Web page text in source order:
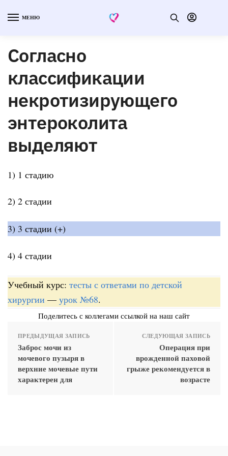
МЕНЮ
Согласно
классификации
некротизирующего
энтероколита
выделяют
1) 1 стадию
2) 2 стадии
3) 3 стадии (+)
4) 4 стадии
Учебный курс: тесты с ответами по детской
хирургии — урок №68.
Поделитесь с коллегами ссылкой на наш сайт
ПРЕДЫДУЩАЯ ЗАПИСЬ
Заброс мочи из
мочевого пузыря в
верхние мочевые пути
характерен для
СЛЕДУЮЩАЯ ЗАПИСЬ
Операция при
врожденной паховой
грыже рекомендуется в
возрасте